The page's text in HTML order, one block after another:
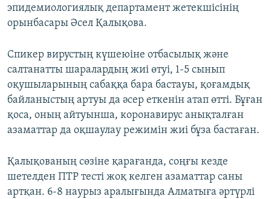
эпидемиологиялық департамент жетекшісінің
орынбасары Әсел Қалықова.
Спикер вирустың күшеюіне отбасылық және
салтанатты шаралардың жиі өтуі, 1-5 сынып
оқушыларының сабаққа бара бастауы, қоғамдық
байланыстың артуы да әсер еткенін атап өтті. Бұған
қоса, оның айтуынша, коронавирус анықталған
азаматтар да оқшаулау режимін жиі бұза бастаған.
Қалықованың сөзіне қарағанда, соңғы кезде
шетелден ПТР тесті жоқ келген азаматтар саны
артқан. 6-8 наурыз аралығында Алматыға әртүрлі